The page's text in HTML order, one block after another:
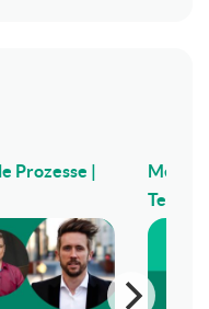
Prozesse |
Mehr
Teil 2 –